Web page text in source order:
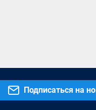
Подписаться на